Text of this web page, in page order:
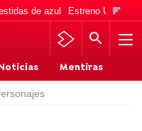
de azul Estreno Una
Mentiras